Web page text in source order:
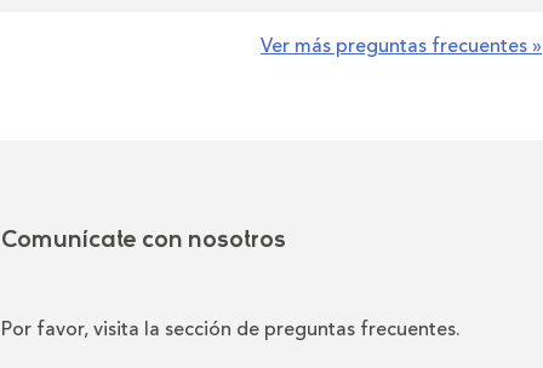
Ver más preguntas frecuentes »
Comunícate con nosotros
Por favor, visita la sección de preguntas frecuentes.